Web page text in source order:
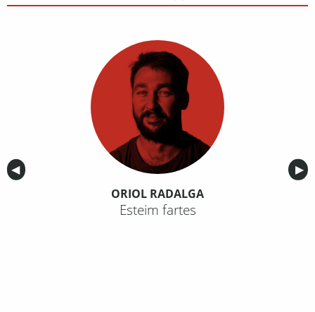
Anterior
◀︎ ▶︎
ORIOL RADALGA
Esteim fartes